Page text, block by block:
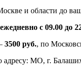
и области до
ежедневно с 09.00 до
3500 руб., по
МО, г.